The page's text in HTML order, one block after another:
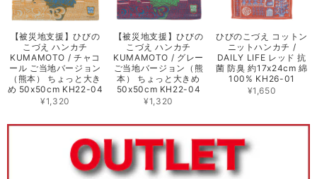
【被災地支援】ひびの
こづえ ハンカチ
KUMAMOTO / チャコ
ール ご当地バージョン
（熊本） ちょっと大き
め 50x50cm KH22-04
¥1,320
【被災地支援】ひびの
こづえ ハンカチ
KUMAMOTO / グレー
ご当地バージョン（熊
本） ちょっと大きめ
50x50cm KH22-04
¥1,320
ひびのこづえ コットン
ニットハンカチ /
DAILY LIFE レッド 抗
菌 防臭 約17x24cm 綿
100% KH26-01
¥1,650